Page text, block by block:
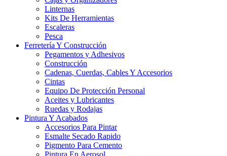
Linternas
Kits De Herramientas
Escaleras
Pesca
Ferretería Y Construcción
Pegamentos y Adhesivos
Construcción
Cadenas, Cuerdas, Cables Y Accesorios
Cintas
Equipo De Protección Personal
Aceites y Lubricantes
Ruedas y Rodajas
Pintura Y Acabados
Accesorios Para Pintar
Esmalte Secado Rapido
Pigmento Para Cemento
Pintura En Aerosol